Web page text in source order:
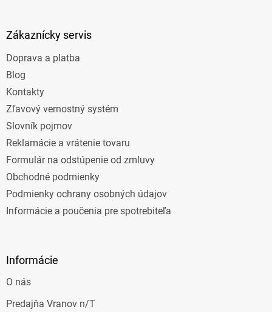
Zákaznícky servis
Doprava a platba
Blog
Kontakty
Zľavový vernostný systém
Slovník pojmov
Reklamácie a vrátenie tovaru
Formulár na odstúpenie od zmluvy
Obchodné podmienky
Podmienky ochrany osobných údajov
Informácie a poučenia pre spotrebiteľa
Informácie
O nás
Predajňa Vranov n/T